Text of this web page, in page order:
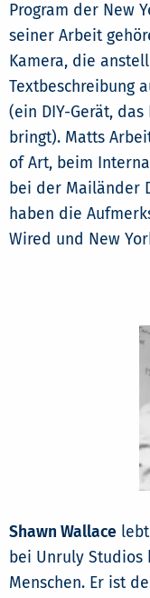
Program der New
seiner Arbeit
Kamera, die
Textbeschreibung
(ein DIY-Gerät,
bringt). Matts
of Art, beim
bei der Mailänder
haben die
Wired und New
Shawn Wallace
bei Unruly Studios
Menschen. Er ist